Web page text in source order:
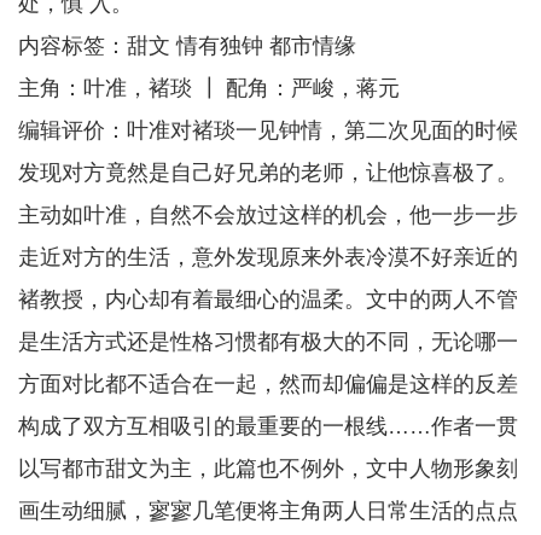
内容标签：甜文 情有独钟 都市情缘
主角：叶准，褚琰 ┃ 配角：严峻，蒋元
编辑评价：叶准对褚琰一见钟情，第二次见面的时候
发现对方竟然是自己好兄弟的老师，让他惊喜极了。
主动如叶准，自然不会放过这样的机会，他一步一步
走近对方的生活，意外发现原来外表冷漠不好亲近的
褚教授，内心却有着最细心的温柔。文中的两人不管
是生活方式还是性格习惯都有极大的不同，无论哪一
方面对比都不适合在一起，然而却偏偏是这样的反差
构成了双方互相吸引的最重要的一根线……作者一贯
以写都市甜文为主，此篇也不例外，文中人物形象刻
画生动细腻，寥寥几笔便将主角两人日常生活的点点